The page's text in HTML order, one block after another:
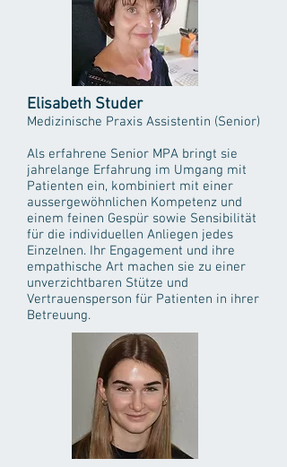
Elisabeth Studer
Medizinische Praxis Assistentin (Senior)
Als erfahrene Senior MPA bringt sie
jahrelange Erfahrung im Umgang mit
Patienten ein, kombiniert mit einer
aussergewöhnlichen Kompetenz und
einem feinen Gespür sowie Sensibilität
für die individuellen Anliegen jedes
Einzelnen. Ihr Engagement und ihre
empathische Art machen sie zu einer
unverzichtbaren Stütze und
Vertrauensperson für Patienten in ihrer
Betreuung.